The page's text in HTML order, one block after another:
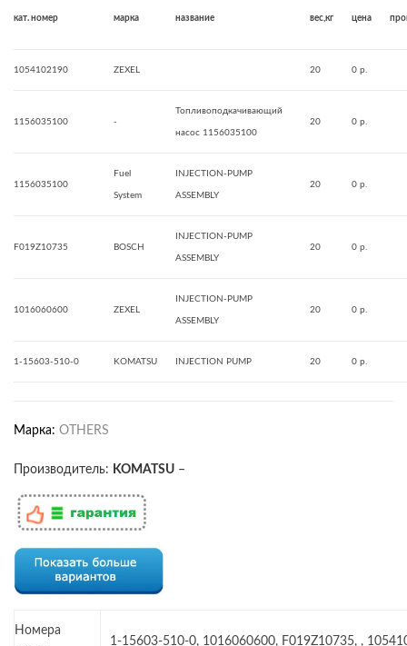
кат. номер марка название вес,кг цена
1054102190 ZEXEL 20 0 р.
1156035100 -
Топливоподкачивающий
насос 1156035100
20 0 р.
1156035100
Fuel
System
INJECTION-PUMP
ASSEMBLY
20 0 р.
F019Z10735 BOSCH
INJECTION-PUMP
ASSEMBLY
20 0 р.
1016060600 ZEXEL
INJECTION-PUMP
ASSEMBLY
20 0 р.
1-15603-510-0 KOMATSU INJECTION PUMP 20 0 р.
Марка: OTHERS
Производитель: KOMATSU –
Номера
1-15603-510-0, 1016060600, F019Z10735, ,